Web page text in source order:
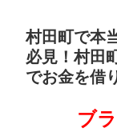
村田町で本
必見！村田
でお金を借
ブ